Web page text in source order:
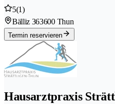
5(1)
Bälliz 363600 Thun
Termin reservieren
Hausarztpraxis